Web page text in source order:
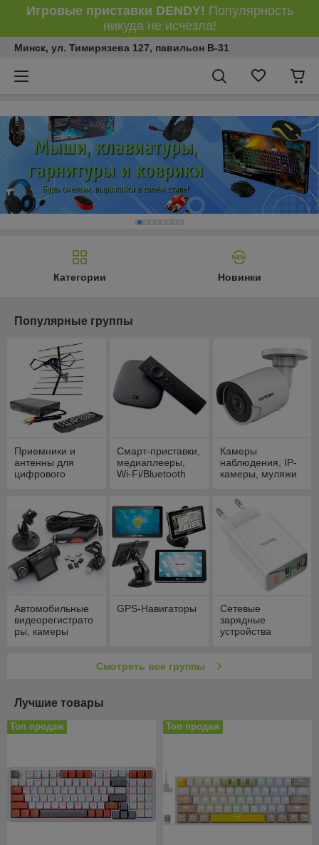
Игровые приставки DENDY! Популярность
никуда не исчезла!
Минск, ул. Тимирязева 127, павильон В-31
Категории Новинки
Популярные группы
Приемники и
антенны для
цифрового
Смарт-приставки,
медиаплееры,
Wi-Fi/Bluetooth
Камеры
наблюдения, IP-
камеры, муляжи
Автомобильные
видеорегистрато
ры, камеры
GPS-Навигаторы
Сетевые
зарядные
устройства
Смотреть все группы
Лучшие товары
Топ продаж Топ продаж